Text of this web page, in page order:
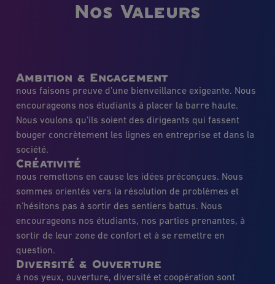
Nos Valeurs
Ambition & Engagement
nous faisons preuve d’une bienveillance exigeante. Nous
encourageons nos étudiants à placer la barre haute.
Nous voulons qu’ils soient des dirigeants qui fassent
bouger concrètement les lignes en entreprise et dans la
société.
Créativité
nous remettons en cause les idées préconçues. Nous
sommes orientés vers la résolution de problèmes et
n’hésitons pas à sortir des sentiers battus. Nous
encourageons nos étudiants, nos parties prenantes, à
sortir de leur zone de confort et à se remettre en
question.
Diversité & Ouverture
à nos yeux, ouverture, diversité et coopération sont